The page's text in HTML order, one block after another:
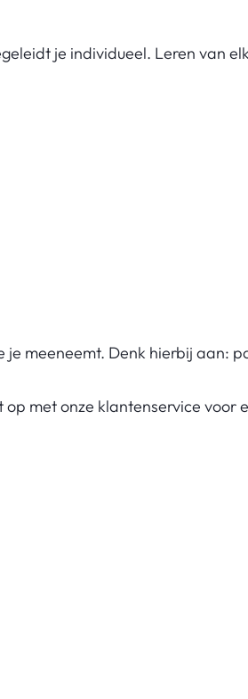
je individueel. Leren van
meeneemt. Denk hierbij aan:
met onze klantenservice voor